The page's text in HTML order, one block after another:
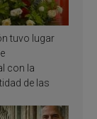
tuvo lugar
con la
de las